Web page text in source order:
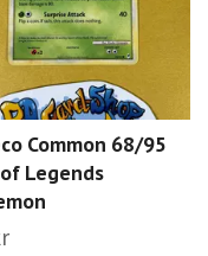
Common 68/95
Legends